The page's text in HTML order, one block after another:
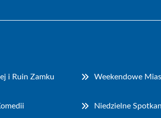
i Ruin Zamku
Weekendowe
Niedzielne